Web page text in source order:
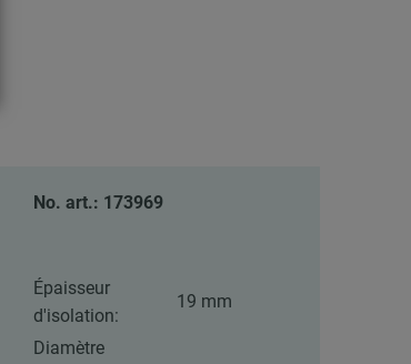
No. art.: 173969
Épaisseur
d'isolation:
19 mm
Diamètre